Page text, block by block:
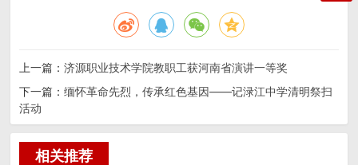
上一篇：济源职业技术学院教职工获河南省演讲一等奖
下一篇：缅怀革命先烈，传承红色基因——记渌江中学清明祭扫
活动
相关推荐